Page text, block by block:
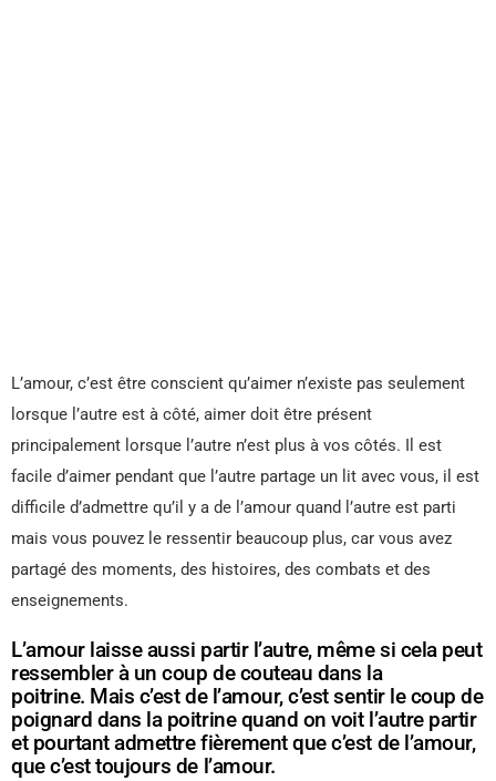
L’amour, c’est être conscient qu’aimer n’existe pas seulement
lorsque l’autre est à côté, aimer doit être présent
principalement lorsque l’autre n’est plus à vos côtés. Il est
facile d’aimer pendant que l’autre partage un lit avec vous, il est
difficile d’admettre qu’il y a de l’amour quand l’autre est parti
mais vous pouvez le ressentir beaucoup plus, car vous avez
partagé des moments, des histoires, des combats et des
enseignements.
L’amour laisse aussi partir l’autre, même si cela peut
ressembler à un coup de couteau dans la
poitrine. Mais c’est de l’amour, c’est sentir le coup de
poignard dans la poitrine quand on voit l’autre partir
et pourtant admettre fièrement que c’est de l’amour,
que c’est toujours de l’amour.